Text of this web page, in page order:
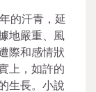
的汗青，延
地嚴重、風
際和感情狀
上，如許的
生長。小說